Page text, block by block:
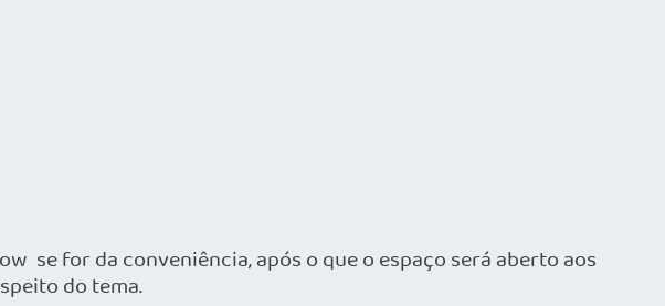
se for da conveniência, após o que o espaço será aberto aos
do tema.